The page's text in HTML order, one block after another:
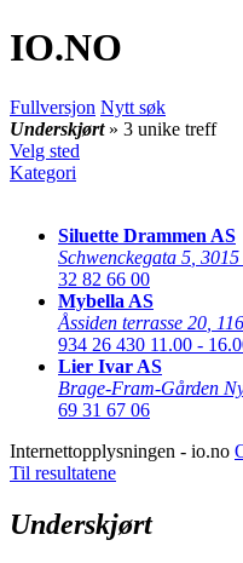
IO.NO
Fullversjon Nytt søk
Underskjørt » 3 unike treff
Velg sted
Kategori
Siluette Drammen AS
Schwenckegata 5
32 82 66 00
Mybella AS
Åssiden terrasse 20
934 26 430 11.00 -
Lier Ivar AS
Brage-Fram-Gården
69 31 67 06
Internettopplysningen - io.no
Til resultatene
Underskjørt